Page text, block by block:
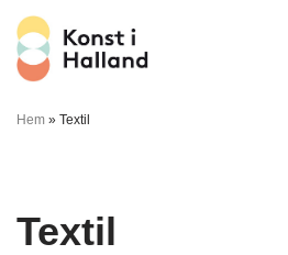
Hoppa
till
innehåll
Hem » Textil
Textil